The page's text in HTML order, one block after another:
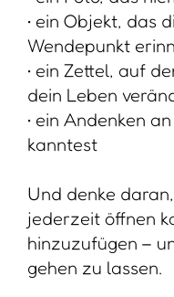
Margaretha sagt
Diese Schachtel
anderen
Sie darf – wenn
bist – einfach
Ohne schlechtes
Ohne
Ohne Drama.